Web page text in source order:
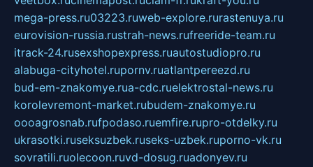
mega-press.ru03223.ruweb-explore.rurastenuya.ru
eurovision-russia.rustrah-news.rufreeride-team.ru
itrack-24.rusexshopexpress.ruautostudiopro.ru
alabuga-cityhotel.rupornv.ruatlantpereezd.ru
bud-em-znakomye.rua-cdc.ruelektrostal-news.ru
korolevremont-market.rubudem-znakomye.ru
oooagrosnab.rufpodaso.ruemfire.rupro-otdelky.ru
ukrasotki.ruseksuzbek.ruseks-uzbek.ruporno-vk.ru
sovratili.ruolecoon.ruvd-dosug.ruadonyev.ru